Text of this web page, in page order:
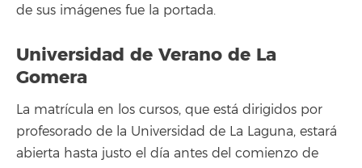
de sus imágenes fue la portada.
Universidad de Verano de La
Gomera
La matrícula en los cursos, que está dirigidos por
profesorado de la Universidad de La Laguna, estará
abierta hasta justo el día antes del comienzo de